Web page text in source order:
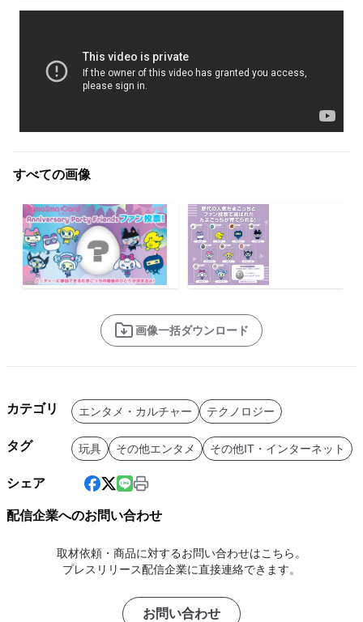
すべての画像
画像一括ダウンロード
カテゴリ エンタメ・カルチャー テクノロジー
タグ 玩具 その他エンタメ その他IT・インターネット
シェア
配信企業へのお問い合わせ
取材依頼・商品に対するお問い合わせはこちら。
プレスリリース配信企業に直接連絡できます。
お問い合わせ